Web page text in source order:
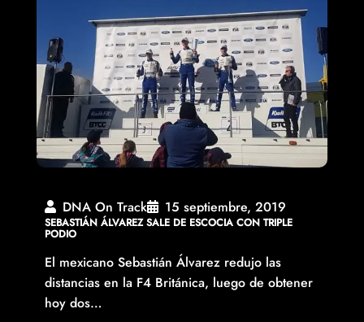
DNA On Track 15 septiembre, 2019
SEBASTIÁN ÁLVAREZ SALE DE ESCOCIA CON TRIPLE
PODIO
El mexicano Sebastián Álvarez redujo las
distancias en la F4 Británica, luego de obtener
hoy dos…